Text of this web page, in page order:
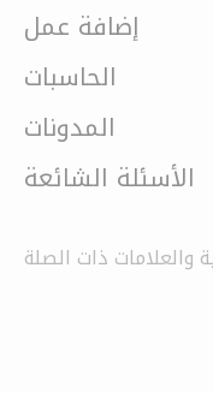
إضافة عمل
الحاسبات
المدونات
الأسئلة الشائعة
والعلامات ذات الصلة